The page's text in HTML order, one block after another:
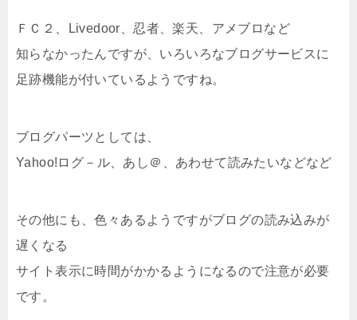
ＦＣ２、Livedoor、忍者、楽天、アメブロなど
知らなかったんですが、いろいろなブログサービスに
足跡機能が付いているようですね。
ブログパーツとしては、
Yahoo!ログ－ル、あし＠、あわせて読みたいなどなど
その他にも、色々あるようですがブログの読み込みが
遅くなる
サイト表示に時間がかかるようになるので注意が必要
です。